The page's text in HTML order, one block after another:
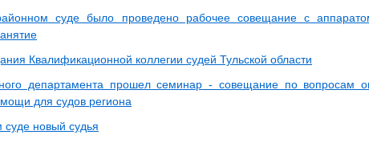
суде было проведено рабочее совещание с
Квалификационной коллегии судей Тульской области
департамента прошел семинар - совещание по вопросам
для судов региона
новый судья